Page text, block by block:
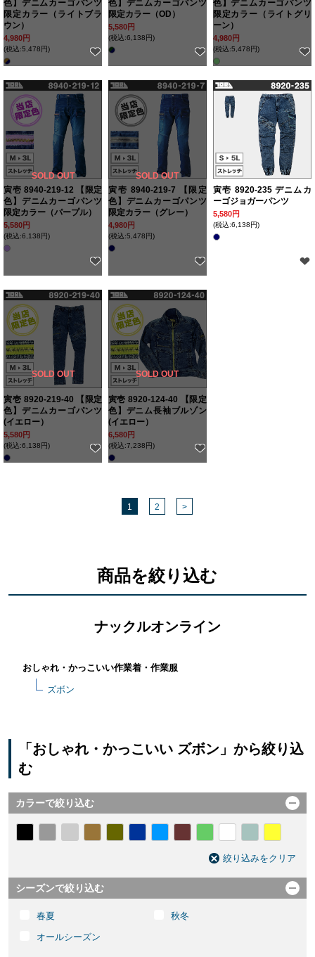
色】デニムカーゴパンツ
限定カラー（ライトブラ
ウン）
4,980円
(税込:5,478円)
色】デニムカーゴパンツ
限定カラー（OD）
5,580円
(税込:6,138円)
色】デニムカーゴパンツ
限定カラー（ライトグリ
ーン）
4,980円
(税込:5,478円)
SOLD OUT
寅壱 8940-219-12 【限定
色】デニムカーゴパンツ
限定カラー（パープル）
5,580円
(税込:6,138円)
SOLD OUT
寅壱 8940-219-7 【限定
色】デニムカーゴパンツ
限定カラー（グレー）
4,980円
(税込:5,478円)
寅壱 8920-235 デニムカ
ーゴジョガーパンツ
5,580円
(税込:6,138円)
SOLD OUT
寅壱 8920-219-40 【限定
色】デニムカーゴパンツ
(イエロー）
5,580円
(税込:6,138円)
SOLD OUT
寅壱 8920-124-40 【限定
色】デニム長袖ブルゾン
(イエロー）
6,580円
(税込:7,238円)
1 2 >
商品を絞り込む
ナックルオンライン
おしゃれ・かっこいい作業着・作業服
ズボン
「おしゃれ・かっこいい ズボン」から絞り込
む
カラーで絞り込む 開く
絞り込みをクリア
シーズンで絞り込む 開く
春夏
秋冬
オールシーズン